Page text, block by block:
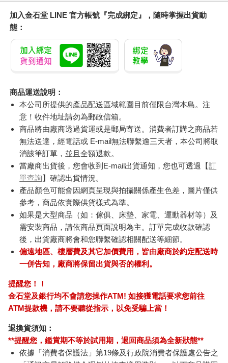
加入金石堂 LINE 官方帳號『完成綁定』，隨時掌握出貨動
態：
商品運送說明：
本公司所提供的產品配送區域範圍目前僅限台灣本島。注
意！收件地址請勿為郵政信箱。
商品將由廠商透過貨運或是郵局寄送。消費者訂購之商品若
無法送達，經電話或 E-mail無法聯繫逾三天者，本公司將取
消該筆訂單，並且全額退款。
當廠商出貨後，您會收到E-mail出貨通知，您也可透過【訂
單查詢】確認出貨情況。
產品顏色可能會因網頁呈現與拍攝關係產生色差，圖片僅供
參考，商品依實際供貨樣式為準。
如果是大型商品（如：傢俱、床墊、家電、運動器材等）及
需安裝商品，請依商品頁面說明為主。訂單完成收款確認
後，出貨廠商將會和您聯繫確認相關配送等細節。
偏遠地區、樓層費及其它加價費用，皆由廠商於約定配送時
一併告知，廠商將保留出貨與否的權利。
提醒您！！
金石堂及銀行均不會請您操作ATM! 如接獲電話要求您前往
ATM提款機，請不要聽從指示，以免受騙上當！
退換貨須知：
**提醒您，鑑賞期不等於試用期，退回商品須為全新狀態**
依據「消費者保護法」第19條及行政院消費者保護處公告之